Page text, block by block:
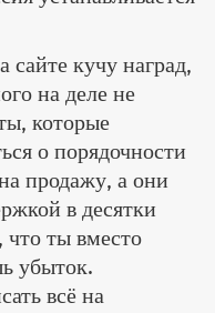
кучу наград,
на деле не
которые
о порядочности
продажу, а они
в десятки
что ты вместо
убыток.
всё на